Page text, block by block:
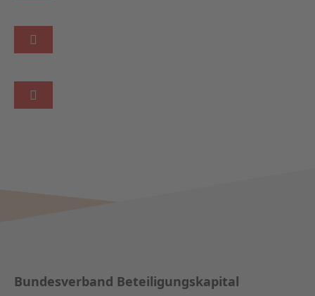
Bundesverband Beteiligungskapital